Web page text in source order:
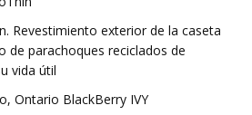
Revestimiento exterior de la caseta
de parachoques reciclados de
vida útil
Ontario BlackBerry IVY